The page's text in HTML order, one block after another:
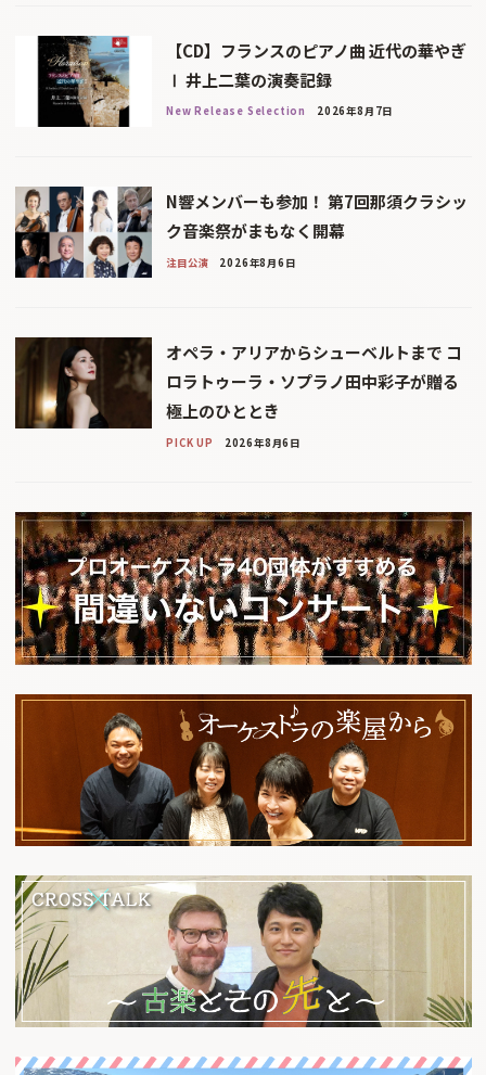
【CD】フランスのピアノ曲 近代の華やぎ
Ⅰ 井上二葉の演奏記録
New Release Selection 2026年8月7日
N響メンバーも参加！ 第7回那須クラシッ
ク音楽祭がまもなく開幕
注目公演 2026年8月6日
オペラ・アリアからシューベルトまで コ
ロラトゥーラ・ソプラノ田中彩子が贈る
極上のひととき
PICK UP 2026年8月6日